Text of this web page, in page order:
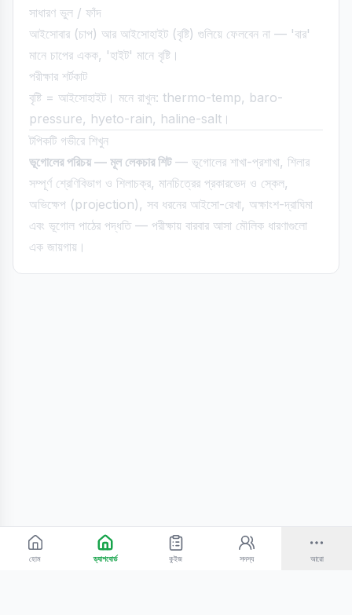
সাধারণ ভুল / ফাঁদ
আইসোবার (চাপ) আর আইসোহাইট (বৃষ্টি) গুলিয়ে ফেলবেন না — 'বার'
মানে চাপের একক, 'হাইট' মানে বৃষ্টি।
পরীক্ষার শর্টকাট
বৃষ্টি = আইসোহাইট। মনে রাখুন: thermo-temp, baro-
pressure, hyeto-rain, haline-salt।
টপিকটি গভীরে শিখুন
ভূগোলের পরিচয় — মূল লেকচার শিট— ভূগোলের শাখা-প্রশাখা, শিলার
সম্পূর্ণ শ্রেণিবিভাগ ও শিলাচক্র, মানচিত্রের প্রকারভেদ ও স্কেল,
অভিক্ষেপ (projection), সব ধরনের আইসো-রেখা, অক্ষাংশ-দ্রাঘিমা
এবং ভূগোল পাঠের পদ্ধতি — পরীক্ষায় বারবার আসা মৌলিক ধারণাগুলো
এক জায়গায়।
হোম ড্যাশবোর্ড কুইজ সদস্য আরো